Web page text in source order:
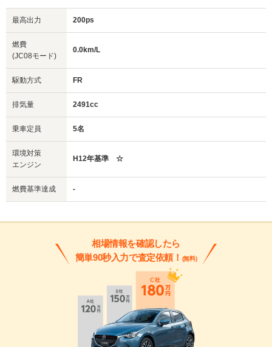
最高出力 200ps
燃費
(JC08モード)
0.0km/L
駆動方式 FR
排気量 2491cc
乗車定員 5名
環境対策
エンジン
H12年基準 ☆
燃費基準達成 -
相場情報を確認したら
簡単90秒入力で査定依頼！ (無料)